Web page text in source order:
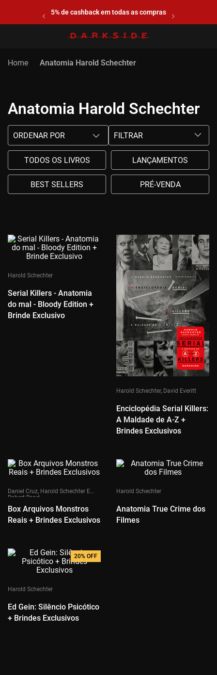
5% de cashback em todas as compras
Anatomia Harold Schechter
Anatomia Harold Schechter
ORDENAR POR FILTRAR
TODOS OS LIVROS LANÇAMENTOS
BEST SELLERS PRÉ-VENDA
Harold Schechter
Serial Killers - Anatomia
do mal - Bloody Edition +
Brinde Exclusivo
Harold Schechter, David Everitt
Enciclopédia Serial Killers:
A Maldade de A-Z +
Brindes Exclusivos
Daniel Cruz, Harold Schechter E
Robert Rand
Box Arquivos Monstros
Reais + Brindes Exclusivos
Harold Schechter
Anatomia True Crime dos
Filmes
Harold Schechter
Ed Gein: Silêncio Psicótico
+ Brindes Exclusivos
20% OFF